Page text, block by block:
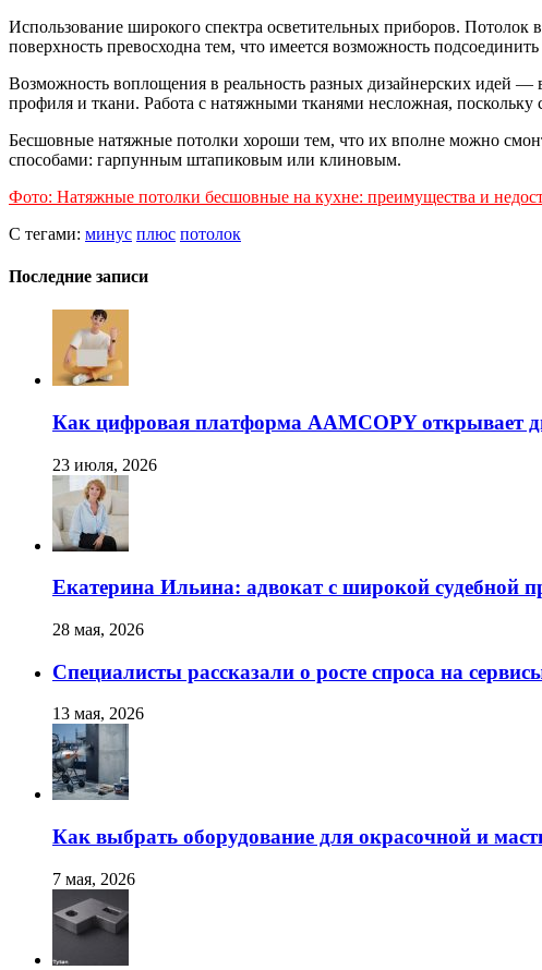
Использование широкого спектра осветительных приборов. Потолок
поверхность превосходна тем, что имеется возможность
Возможность воплощения в реальность разных дизайнерских идей —
профиля и ткани. Работа с натяжными тканями несложная,
Бесшовные натяжные потолки хороши тем, что их вполне можно
способами: гарпунным штапиковым или клиновым.
Фото: Натяжные потолки бесшовные на кухне: преимущества и
С тегами: минус плюс потолок
Последние записи
Как цифровая платформа AAMCOPY открывает
23 июля, 2026
Екатерина Ильина: адвокат с широкой судебной
28 мая, 2026
Специалисты рассказали о росте спроса на
13 мая, 2026
Как выбрать оборудование для окрасочной и
7 мая, 2026